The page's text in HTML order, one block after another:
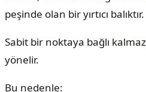
peşinde olan bir yırtıcı balıktır.
Sabit bir noktaya bağlı
yönelir.
Bu nedenle: